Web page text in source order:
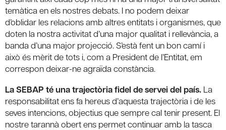
temàtica en els nostres debats. I no podem deixar
d’oblidar les relacions amb altres entitats i organismes, que
doten la nostra activitat d’una major qualitat i rellevància, a
banda d’una major projecció. S’està fent un bon camí i
això és mèrit de tots i, com a President de l’Entitat, em
correspon deixar-ne agraïda constància.
La SEBAP té una trajectòria fidel de servei del país. La
responsabilitat ens fa hereus d’aquesta trajectòria i de les
seves intencions, objectius que sempre cal tenir present. El
nostre tarannà obert ens permet continuar amb la tasca